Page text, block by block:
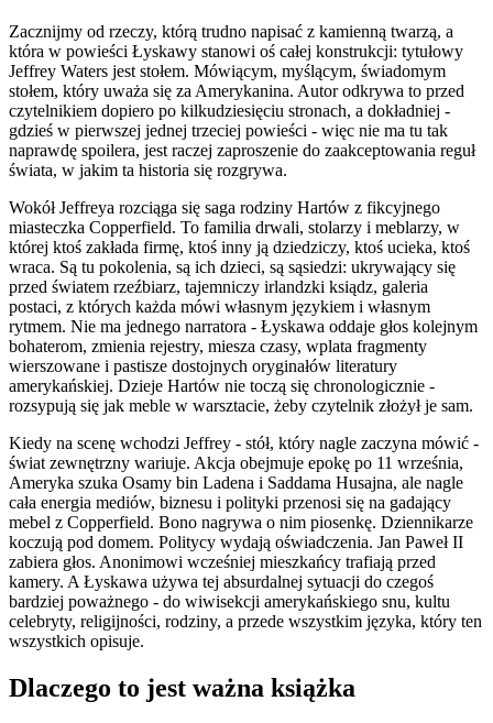
Zacznijmy od rzeczy, którą trudno napisać z kamienną twarzą, a
która w powieści Łyskawy stanowi oś całej konstrukcji: tytułowy
Jeffrey Waters jest stołem. Mówiącym, myślącym, świadomym
stołem, który uważa się za Amerykanina. Autor odkrywa to przed
czytelnikiem dopiero po kilkudziesięciu stronach, a dokładniej -
gdzieś w pierwszej jednej trzeciej powieści - więc nie ma tu tak
naprawdę spoilera, jest raczej zaproszenie do zaakceptowania reguł
świata, w jakim ta historia się rozgrywa.
Wokół Jeffreya rozciąga się saga rodziny Hartów z fikcyjnego
miasteczka Copperfield. To familia drwali, stolarzy i meblarzy, w
której ktoś zakłada firmę, ktoś inny ją dziedziczy, ktoś ucieka, ktoś
wraca. Są tu pokolenia, są ich dzieci, są sąsiedzi: ukrywający się
przed światem rzeźbiarz, tajemniczy irlandzki ksiądz, galeria
postaci, z których każda mówi własnym językiem i własnym
rytmem. Nie ma jednego narratora - Łyskawa oddaje głos kolejnym
bohaterom, zmienia rejestry, miesza czasy, wplata fragmenty
wierszowane i pastisze dostojnych oryginałów literatury
amerykańskiej. Dzieje Hartów nie toczą się chronologicznie -
rozsypują się jak meble w warsztacie, żeby czytelnik złożył je sam.
Kiedy na scenę wchodzi Jeffrey - stół, który nagle zaczyna mówić -
świat zewnętrzny wariuje. Akcja obejmuje epokę po 11 września,
Ameryka szuka Osamy bin Ladena i Saddama Husajna, ale nagle
cała energia mediów, biznesu i polityki przenosi się na gadający
mebel z Copperfield. Bono nagrywa o nim piosenkę. Dziennikarze
koczują pod domem. Politycy wydają oświadczenia. Jan Paweł II
zabiera głos. Anonimowi wcześniej mieszkańcy trafiają przed
kamery. A Łyskawa używa tej absurdalnej sytuacji do czegoś
bardziej poważnego - do wiwisekcji amerykańskiego snu, kultu
celebryty, religijności, rodziny, a przede wszystkim języka, który ten
wszystkich opisuje.
Dlaczego to jest ważna książka